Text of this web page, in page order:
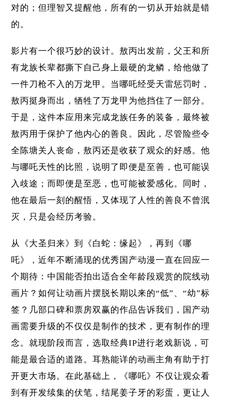
对的；但理智又提醒他，所有的一切从开始就是错
的。
影片有一个很巧妙的设计。敖丙出发前，父王和所
有龙族长辈都撕下自己身上最硬的龙鳞，给他做了
一件刀枪不入的万龙甲。当哪吒经受天雷惩罚时，
敖丙挺身而出，牺牲了万龙甲为他挡住了一部分。
于是，这件本应用来完成龙族任务的装备，最终被
敖丙用于保护了他内心的善良。因此，尽管险些令
全陈塘关人丧命，敖丙还是收获了观众的好感。他
与哪吒天性的比照，说明了即便是至善，也可能误
入歧途；而即便是至恶，也可能被爱感化。同时，
他在最后一刻的醒悟，又体现了人性的善良不曾泯
灭，只是会经历考验。
从《大圣归来》到《白蛇：缘起》，再到《哪
吒》，近年不断涌现的优秀国产动漫一直在回应一
个期待：中国能否拍出适合全年龄段观赏的院线动
画片？如何让动画片摆脱长期以来的“低”、“幼”标
签？几部口碑和票房双赢的作品告诉我们，国产动
画需要升级的不仅仅是制作的技术，更有制作的理
念。就现阶段而言，选取经典IP进行老戏新说，可
能是最合适的道路。耳熟能详的动画主角有助于打
开更大市场。在此基础上，《哪吒》不仅让观众看
到有开发续集的伏笔，结尾姜子牙的彩蛋，更让人